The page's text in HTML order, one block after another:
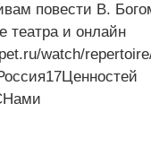
повести В.
театра и онлайн
watch/